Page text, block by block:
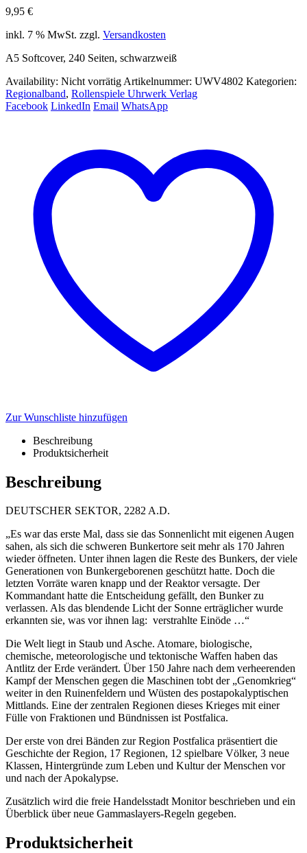
9,95 €
inkl. 7 % MwSt. zzgl. Versandkosten
A5 Softcover, 240 Seiten, schwarzweiß
Availability: Nicht vorrätig Artikelnummer: UWV4802 Kategorien:
Regionalband, Rollenspiele Uhrwerk Verlag
Facebook LinkedIn Email WhatsApp
Zur Wunschliste hinzufügen
Beschreibung
Produktsicherheit
Beschreibung
DEUTSCHER SEKTOR, 2282 A.D.
„Es war das erste Mal, dass sie das Sonnenlicht mit eigenen Augen
sahen, als sich die schweren Bunkertore seit mehr als 170 Jahren
wieder öffneten. Unter ihnen lagen die Reste des Bunkers, der viele
Generationen von Bunkergeborenen geschützt hatte. Doch die
letzten Vorräte waren knapp und der Reaktor versagte. Der
Kommandant hatte die Entscheidung gefällt, den Bunker zu
verlassen. Als das blendende Licht der Sonne erträglicher wurde
erkannten sie, was vor ihnen lag: verstrahlte Einöde …“
Die Welt liegt in Staub und Asche. Atomare, biologische,
chemische, meteorologische und tektonische Waffen haben das
Antlitz der Erde verändert. Über 150 Jahre nach dem verheerenden
Kampf der Menschen gegen die Maschinen tobt der „Genomkrieg“
weiter in den Ruinenfeldern und Wüsten des postapokalyptischen
Mittlands. Eine der zentralen Regionen dieses Krieges mit einer
Fülle von Fraktionen und Bündnissen ist Postfalica.
Der erste von drei Bänden zur Region Postfalica präsentiert die
Geschichte der Region, 17 Regionen, 12 spielbare Völker, 3 neue
Klassen, Hintergründe zum Leben und Kultur der Menschen vor
und nach der Apokalypse.
Zusätzlich wird die freie Handelsstadt Monitor beschrieben und ein
Überblick über neue Gammaslayers-Regeln gegeben.
Produktsicherheit